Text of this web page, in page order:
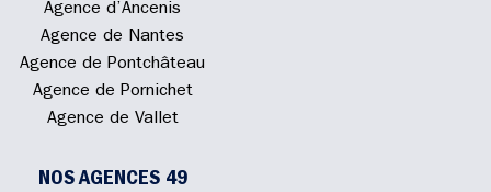
Agence d’Ancenis
Agence de Nantes
Agence de Pontchâteau
Agence de Pornichet
Agence de Vallet
NOS AGENCES 49